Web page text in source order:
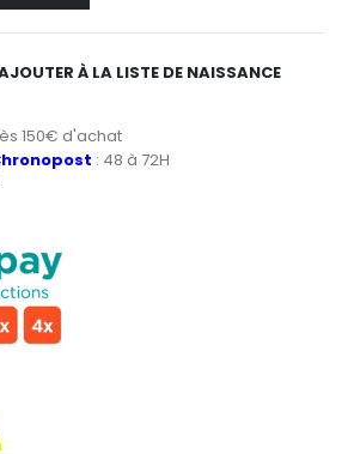
À LA LISTE DE NAISSANCE
150€ d'achat
: 48 à 72H